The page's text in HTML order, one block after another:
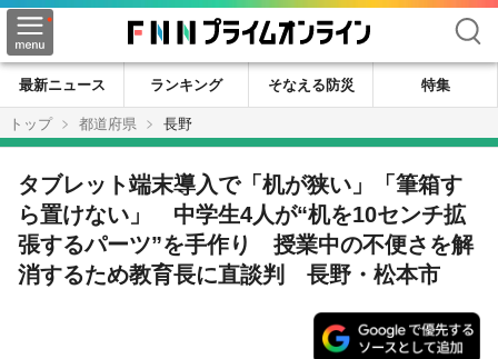
検索
最新ニュース ランキング そなえる防災
特集
トップ
都道府県 長野
タブレット端末導入で「机が狭い」「筆箱す
ら置けない」 中学生4人が“机を10センチ拡
張するパーツ”を手作り 授業中の不便さを解
消するため教育長に直談判 長野・松本市